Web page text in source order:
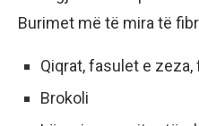
Burimet më të mira të
Qiqrat, fasulet e
Brokoli